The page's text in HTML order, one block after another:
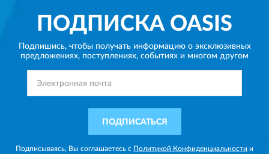
ПОДПИСКА OASIS
Подпишись, чтобы получать информацию о эксклюзивных
предложениях, поступлениях, событиях и многом другом
ПОДПИСАТЬСЯ
Подписываясь, Вы соглашаетесь с Политикой Конфиденциальности и